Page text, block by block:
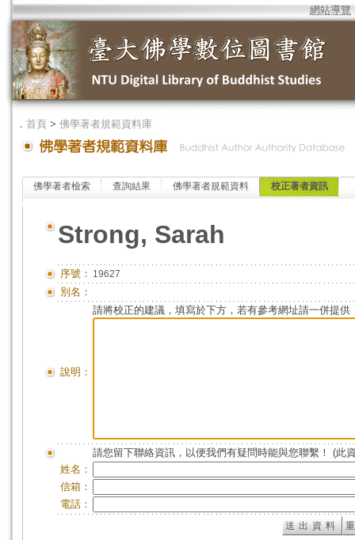
網站導覽
． 首頁 > 佛學著者規範資料庫
佛學著者檢索 查詢結果 佛學著者規範資料 校正著者資訊
Strong, Sarah
序號： 19627
別名：
說明：
請將校正的建議，填寫於下方，若有參考網址請一併提供
請您留下聯絡資訊，以便我們有疑問時能與您聯繫！ (此
姓名：
信箱：
電話：